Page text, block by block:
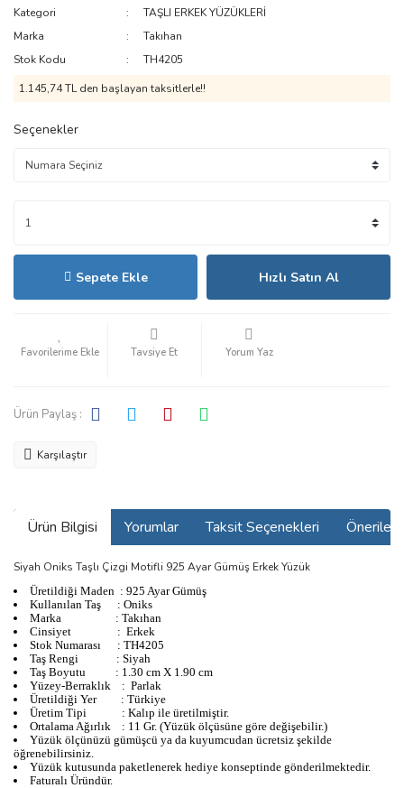
Kategori
TAŞLI ERKEK YÜZÜKLERİ
Marka
Takıhan
Stok Kodu
TH4205
1.145,74 TL den başlayan taksitlerle!!
Seçenekler
Sepete Ekle Hızlı Satın Al
Tavsiye Et Yorum Yaz
Ürün Paylaş :
Karşılaştır
Ürün Bilgisi Yorumlar Taksit Seçenekleri
Siyah Oniks Taşlı Çizgi Motifli 925 Ayar Gümüş Erkek Yüzük
Üretildiği Maden : 925 Ayar Gümüş
Kullanılan Taş : Oniks
Marka : Takıhan
Cinsiyet : Erkek
Stok Numarası : TH4205
Taş Rengi : Siyah
Taş Boyutu : 1.30 cm X 1.90 cm
Yüzey-Berraklık : Parlak
Üretildiği Yer : Türkiye
Üretim Tipi : Kalıp ile üretilmiştir.
Ortalama Ağırlık : 11 Gr. (Yüzük ölçüsüne göre değişebilir.)
Yüzük ölçünüzü gümüşcü ya da kuyumcudan ücretsiz şekilde
öğrenebilirsiniz.
Yüzük kutusunda paketlenerek hediye konseptinde gönderilmektedir.
Faturalı Üründür.